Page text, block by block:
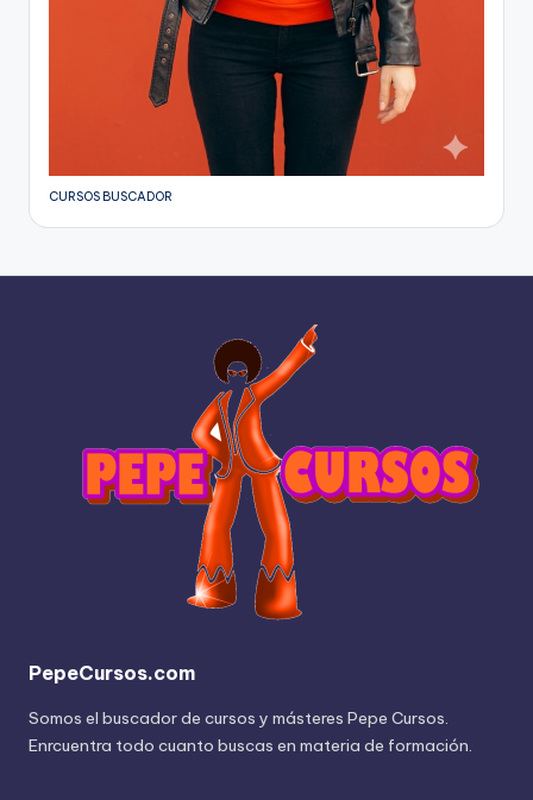
CURSOS BUSCADOR
PepeCursos.com
Somos el buscador de cursos y másteres Pepe Cursos.
Enrcuentra todo cuanto buscas en materia de formación.